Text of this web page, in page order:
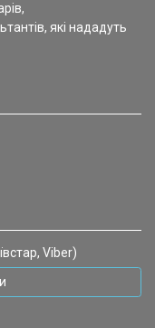
які нададуть
Viber)